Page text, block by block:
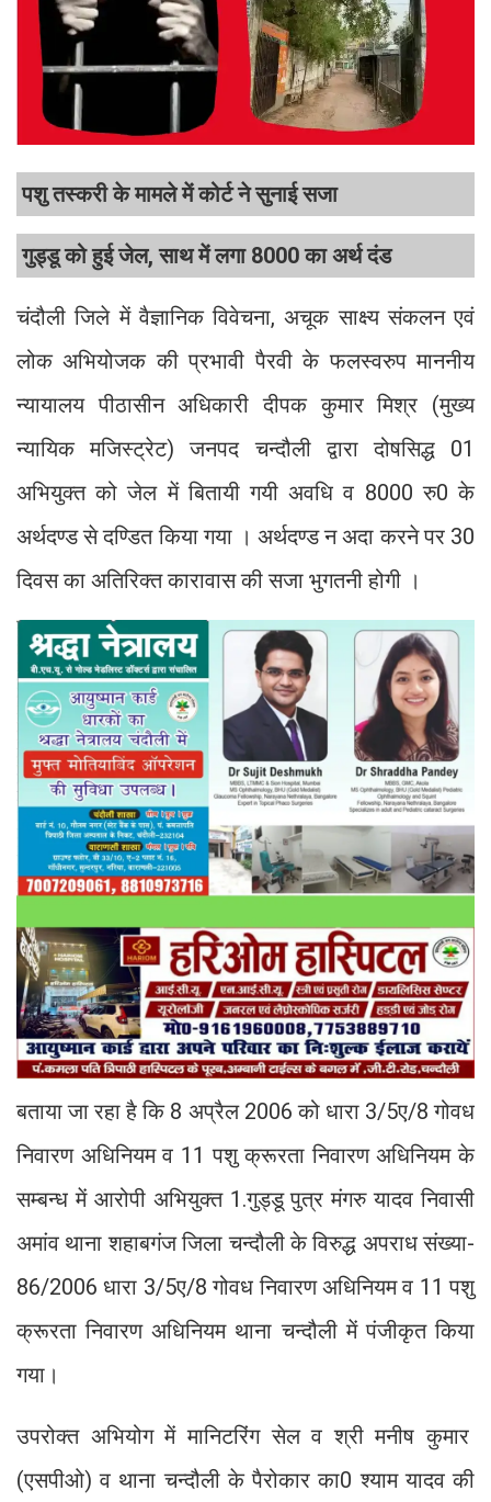
पशु तस्करी के मामले में कोर्ट ने सुनाई सजा
गुड्डू को हुई जेल, साथ में लगा 8000 का अर्थ दंड
चंदौली जिले में वैज्ञानिक विवेचना, अचूक साक्ष्य संकलन एवं
लोक अभियोजक की प्रभावी पैरवी के फलस्वरुप माननीय
न्यायालय पीठासीन अधिकारी दीपक कुमार मिश्र (मुख्य
न्यायिक मजिस्ट्रेट) जनपद चन्दौली द्वारा दोषसिद्ध 01
अभियुक्त को जेल में बितायी गयी अवधि व 8000 रु0 के
अर्थदण्ड से दण्डित किया गया । अर्थदण्ड न अदा करने पर 30
दिवस का अतिरिक्त कारावास की सजा भुगतनी होगी ।
बताया जा रहा है कि 8 अप्रैल 2006 को धारा 3/5ए/8 गोवध
निवारण अधिनियम व 11 पशु क्रूरता निवारण अधिनियम के
सम्बन्ध में आरोपी अभियुक्त 1.गुड्डू पुत्र मंगरु यादव निवासी
अमांव थाना शहाबगंज जिला चन्दौली के विरुद्ध अपराध संख्या-
86/2006 धारा 3/5ए/8 गोवध निवारण अधिनियम व 11 पशु
क्रूरता निवारण अधिनियम थाना चन्दौली में पंजीकृत किया
गया।
उपरोक्त अभियोग में मानिटरिंग सेल व श्री मनीष कुमार
(एसपीओ) व थाना चन्दौली के पैरोकार का0 श्याम यादव की